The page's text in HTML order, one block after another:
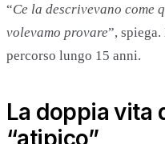
“Ce la descrivevano come
volevamo provare”,
percorso lungo 15 anni.
La doppia vita
“atipico”